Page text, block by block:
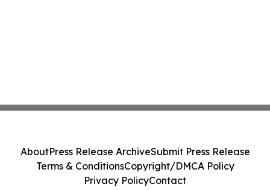
AboutPress Release ArchiveSubmit Press Release
Terms & ConditionsCopyright/DMCA Policy
Privacy PolicyContact